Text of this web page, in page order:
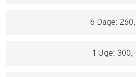
6 Dage:
1 Uge: 300,-​